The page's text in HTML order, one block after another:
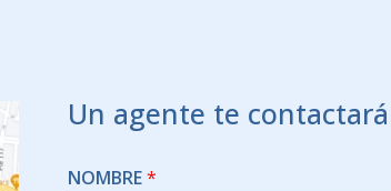
Un agente te contactará
NOMBRE*